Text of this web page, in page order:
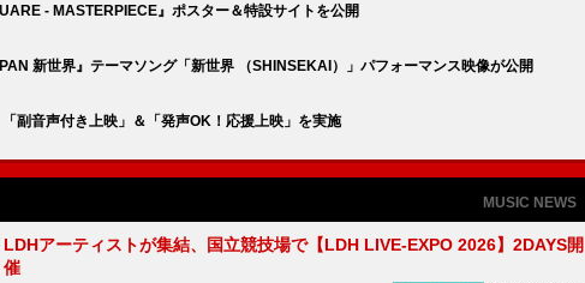
- MASTERPIECE』ポスター＆特設サイトを公開
新世界』テーマソング「新世界 （SHINSEKAI）」パフォーマンス映像が公開
副音声付き上映」＆「発声OK！応援上映」を実施
MUSIC NEWS
LDHアーティストが集結、国立競技場で【LDH LIVE-EXPO 2026】2DAYS開
催